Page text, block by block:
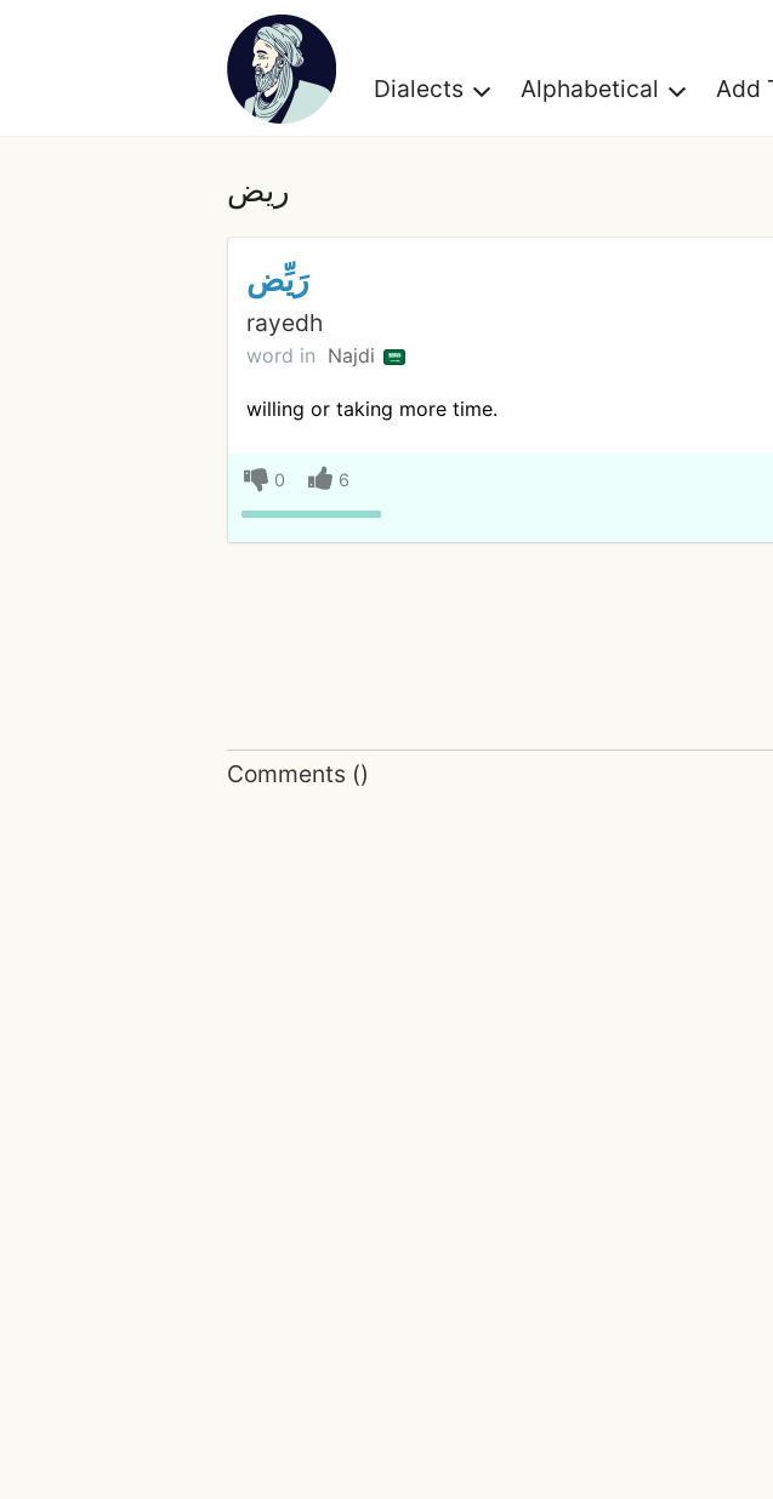
Dialects Alphabetical Add
ريض
رَيِّض
rayedh
word in Najdi
willing or taking more time.
0
6
Comments ()